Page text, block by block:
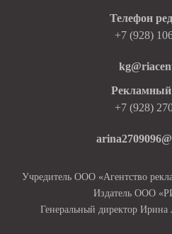
Телефон
+7 (928)
Рекламный
+7 (928)
Учредитель ООО «Агентство
Издатель ООО
Генеральный директор Ирина